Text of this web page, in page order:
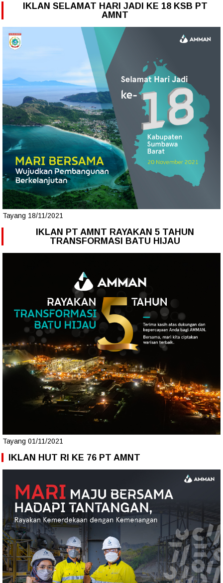
IKLAN SELAMAT HARI JADI KE 18 KSB PT
AMNT
Tayang 18/11/2021
IKLAN PT AMNT RAYAKAN 5 TAHUN
TRANSFORMASI BATU HIJAU
Tayang 01/11/2021
IKLAN HUT RI KE 76 PT AMNT